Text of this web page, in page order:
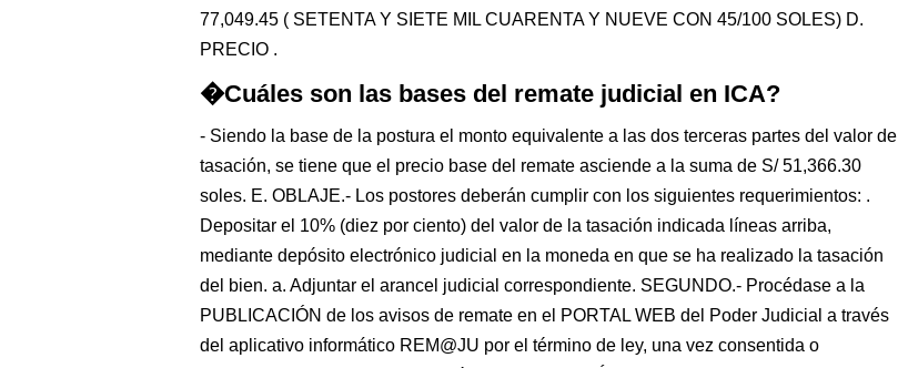
77,049.45 ( SETENTA Y SIETE MIL CUARENTA Y NUEVE CON 45/100 SOLES) D.
PRECIO .
�Cuáles son las bases del remate judicial en ICA?
- Siendo la base de la postura el monto equivalente a las dos terceras partes del valor de
tasación, se tiene que el precio base del remate asciende a la suma de S/ 51,366.30
soles. E. OBLAJE.- Los postores deberán cumplir con los siguientes requerimientos: .
Depositar el 10% (diez por ciento) del valor de la tasación indicada líneas arriba,
mediante depósito electrónico judicial en la moneda en que se ha realizado la tasación
del bien. a. Adjuntar el arancel judicial correspondiente. SEGUNDO.- Procédase a la
PUBLICACIÓN de los avisos de remate en el PORTAL WEB del Poder Judicial a través
del aplicativo informático REM@JU por el término de ley, una vez consentida o